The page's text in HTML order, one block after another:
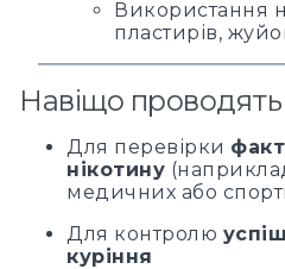
Використання
пластирів,
Навіщо проводять
Для перевірки
нікотину
медичних або
Для контролю
куріння